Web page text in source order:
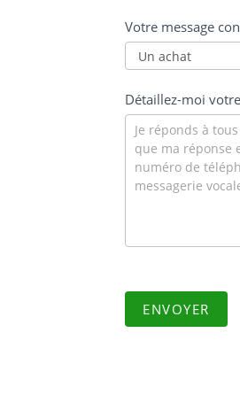
Votre message
Détaillez-moi
ENVOYER